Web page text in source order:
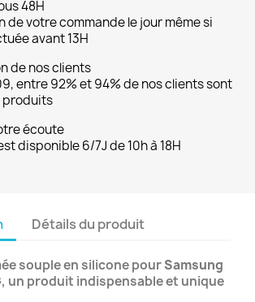
48H
de votre commande le jour même si
avant 13H
de nos clients
entre 92% et 94% de nos clients sont
produits
écoute
disponible 6/7J de 10h à 18H
Détails du produit
souple en silicone pourSamsung
, un produit indispensable et unique